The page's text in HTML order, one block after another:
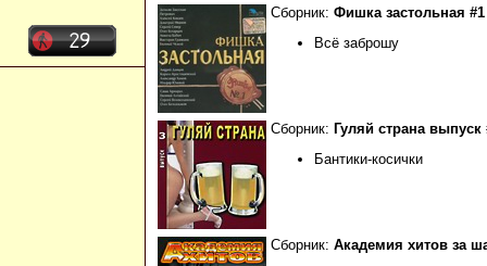
Сборник: Фишка застольная #1
Всё заброшу
Сборник: Гуляй страна выпуск
Бантики-косички
Сборник: Академия хитов за